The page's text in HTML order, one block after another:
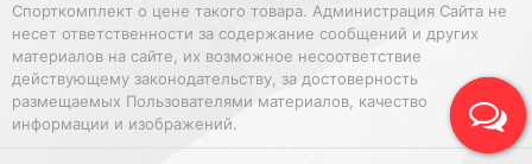
Спорткомплект о цене такого товара. Администрация Сайта не
несет ответственности за содержание сообщений и других
материалов на сайте, их возможное несоответствие
действующему законодательству, за достоверность
размещаемых Пользователями материалов, качество
информации и изображений.